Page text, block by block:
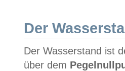
Der
Der Wasserstand ist
über dem